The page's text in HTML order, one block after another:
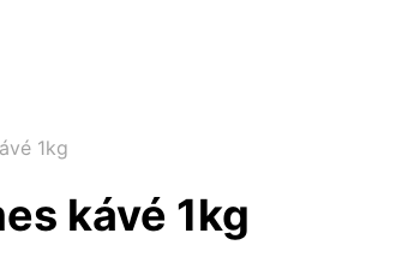
1kg
kávé 1kg